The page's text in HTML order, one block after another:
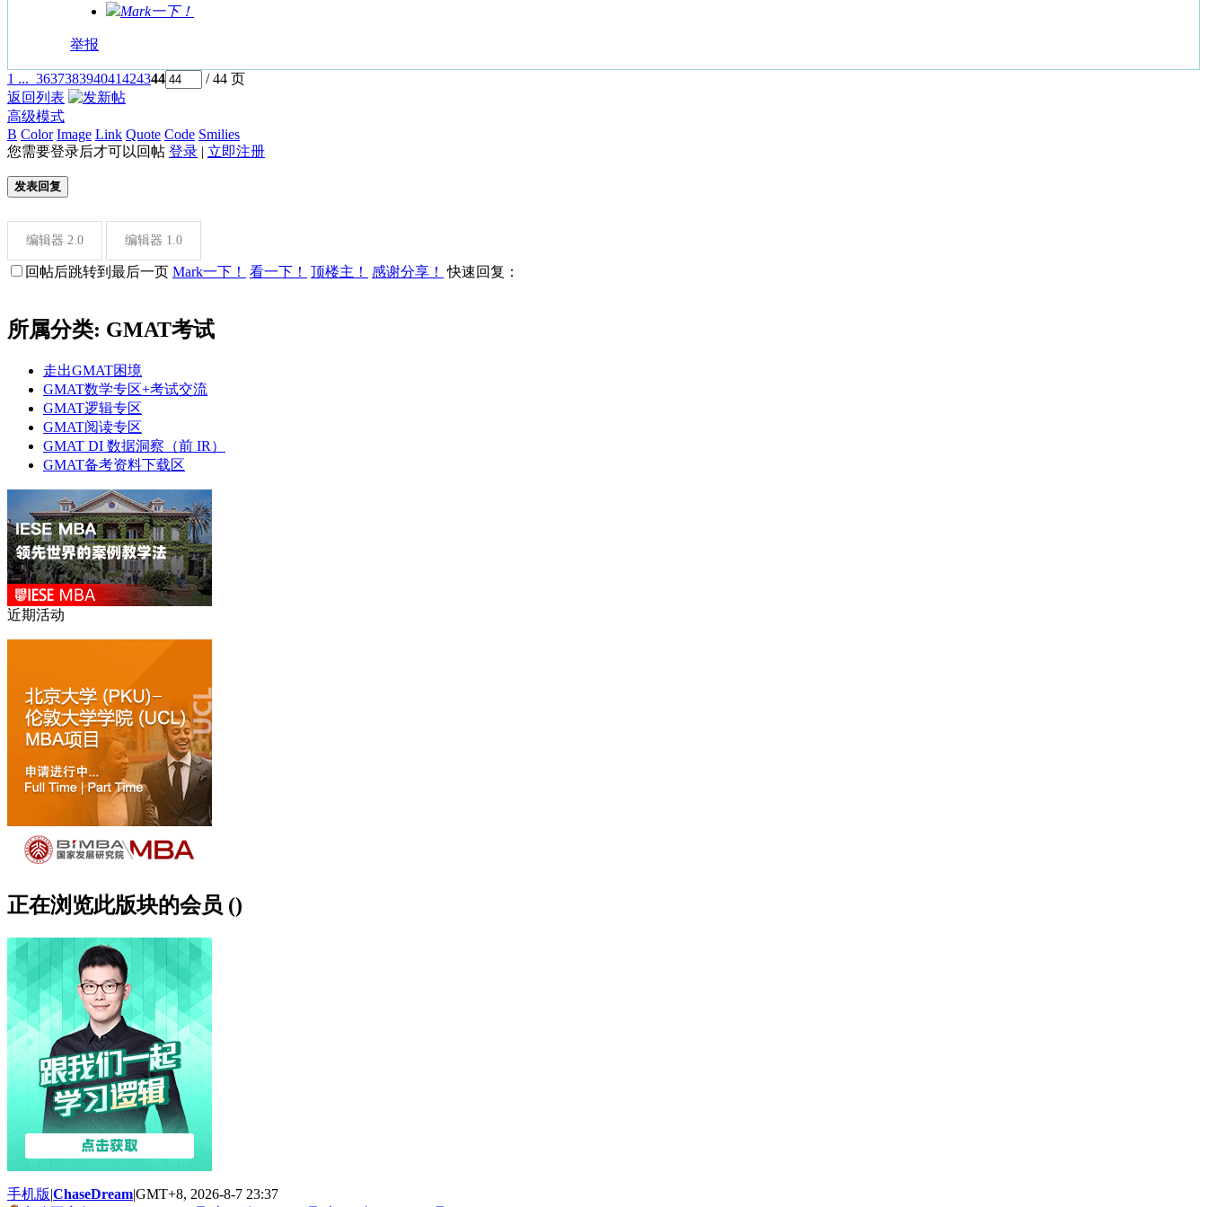
Mark一下！
举报
1 ... 363738394041424344
/ 44 页
返回列表
高级模式
B Color Image Link Quote Code Smilies
您需要登录后才可以回帖 登录 | 立即注册
发表回复
编辑器 2.0 编辑器 1.0
回帖后跳转到最后一页 Mark一下！ 看一下！ 顶楼主！ 感谢分享！ 快速回复：
所属分类: GMAT考试
走出GMAT困境
GMAT数学专区+考试交流
GMAT逻辑专区
GMAT阅读专区
GMAT DI 数据洞察（前 IR）
GMAT备考资料下载区
近期活动
正在浏览此版块的会员 ()
手机版|ChaseDream|GMT+8, 2026-8-7 23:37